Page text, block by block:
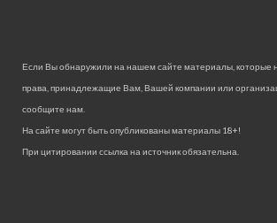
Если Вы обнаружили на нашем сайте материалы, которые
права, принадлежащие Вам, Вашей компании или
сообщите нам.
На сайте могут быть опубликованы материалы 18+!
При цитировании ссылка на источник обязательна.